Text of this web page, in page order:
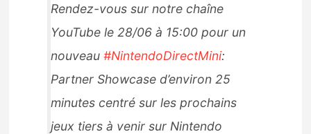
Rendez-vous sur notre chaîne
YouTube le 28/06 à 15:00 pour un
nouveau#NintendoDirectMini:
Partner Showcase d’environ 25
minutes centré sur les prochains
jeux tiers à venir sur Nintendo